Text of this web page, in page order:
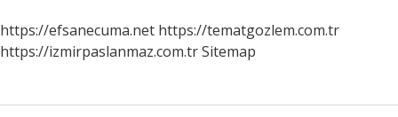
https://efsanecuma.net https://tematgozlem.com.tr
https://izmirpaslanmaz.com.trSitemap